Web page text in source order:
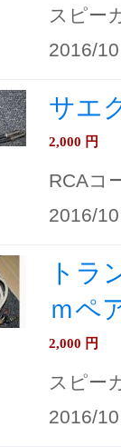
スピー
2016/10
サエ
2,000 円
RCAコ
2016/10
トラ
ｍペ
2,000 円
スピー
2016/10